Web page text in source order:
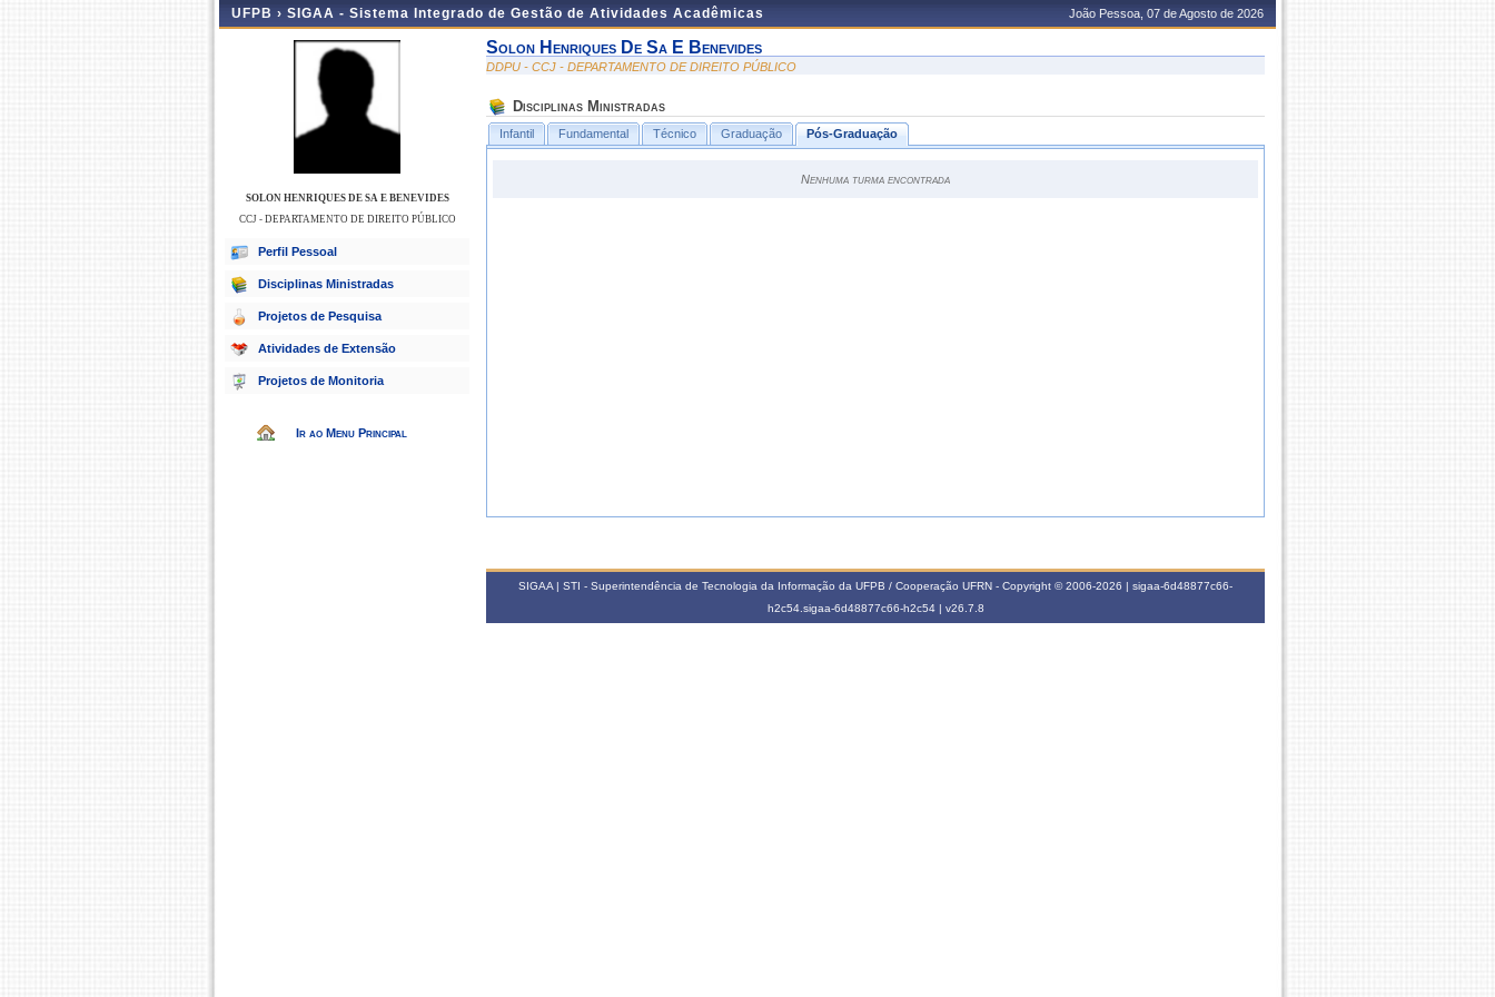
UFPB › SIGAA - Sistema Integrado de Gestão de Atividades Acadêmicas João Pessoa, 07 de Agosto de 2026
SOLON HENRIQUES DE SA E BENEVIDES
CCJ - DEPARTAMENTO DE DIREITO PÚBLICO
Perfil Pessoal
Disciplinas Ministradas
Projetos de Pesquisa
Atividades de Extensão
Projetos de Monitoria
Ir ao Menu Principal
Solon Henriques De Sa E Benevides
DDPU - CCJ - DEPARTAMENTO DE DIREITO PÚBLICO
Disciplinas Ministradas
Infantil Fundamental Técnico Graduação Pós-Graduação
Nenhuma turma encontrada
SIGAA | STI - Superintendência de Tecnologia da Informação da UFPB / Cooperação UFRN - Copyright © 2006-2026 | sigaa-6d48877c66-
h2c54.sigaa-6d48877c66-h2c54 | v26.7.8